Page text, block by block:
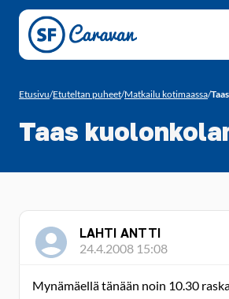
Siirry sivun sisältöön
Etusivu/Etuteltan puheet/Matkailu kotimaassa/
Taas
LAHTI ANTTI
24.4.2008 15:08
Mynämäellä tänään noin 10.30